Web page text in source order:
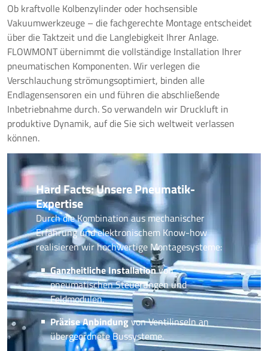
Ob kraftvolle Kolbenzylinder oder hochsensible
Vakuumwerkzeuge – die fachgerechte Montage entscheidet
über die Taktzeit und die Langlebigkeit Ihrer Anlage.
FLOWMONT übernimmt die vollständige Installation Ihrer
pneumatischen Komponenten. Wir verlegen die
Verschlauchung strömungsoptimiert, binden alle
Endlagensensoren ein und führen die abschließende
Inbetriebnahme durch. So verwandeln wir Druckluft in
produktive Dynamik, auf die Sie sich weltweit verlassen
können.
Hard Facts: Unsere Pneumatik-
Expertise
Durch die Kombination aus mechanischer
Erfahrung und elektronischem Know-how
realisieren wir hochwertige Montagesysteme:
Ganzheitliche Installationvon
pneumatischen Steuerungen und
Feldmodulen.
Präzise Anbindungvon Ventilinseln an
übergeordnete Bussysteme.